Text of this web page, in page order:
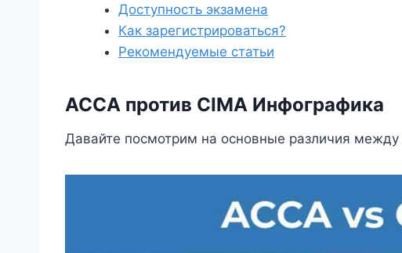
Доступность экзамена
Как зарегистрироваться?
Рекомендуемые статьи
ACCA против CIMA Инфографика
Давайте посмотрим на основные различия между